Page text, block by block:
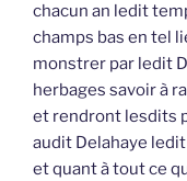
chacun an ledit
champs bas en tel
monstrer par ledit
herbages savoir à
et rendront lesdits
audit Delahaye
et quant à tout ce